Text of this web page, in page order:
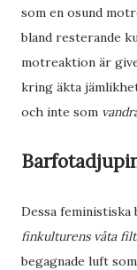
som en osund
bland resterande
motreaktion är
kring äkta
och inte som
Dessa
finkulturens våta filt
begagnade luft